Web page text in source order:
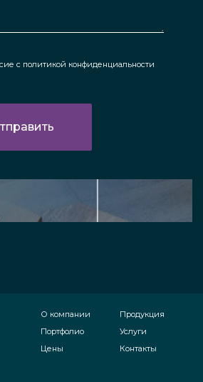
с политикой конфиденциальности
О компании
Портфолио
Цены
Продукция
Услуги
Контакты